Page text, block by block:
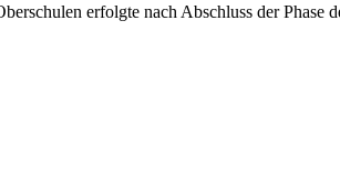
erfolgte nach Abschluss der